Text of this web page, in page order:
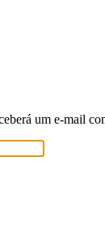
um e-mail